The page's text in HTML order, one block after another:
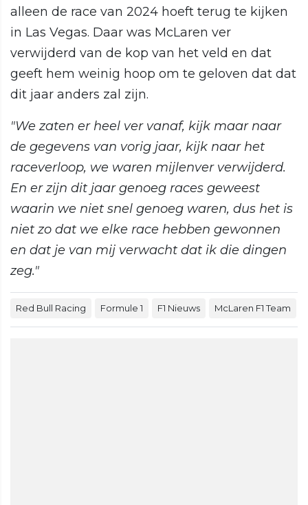
alleen de race van 2024 hoeft terug te kijken
in Las Vegas. Daar was McLaren ver
verwijderd van de kop van het veld en dat
geeft hem weinig hoop om te geloven dat dat
dit jaar anders zal zijn.
"We zaten er heel ver vanaf, kijk maar naar
de gegevens van vorig jaar, kijk naar het
raceverloop, we waren mijlenver verwijderd.
En er zijn dit jaar genoeg races geweest
waarin we niet snel genoeg waren, dus het is
niet zo dat we elke race hebben gewonnen
en dat je van mij verwacht dat ik die dingen
zeg."
Red Bull Racing Formule 1 F1 Nieuws McLaren F1 Team